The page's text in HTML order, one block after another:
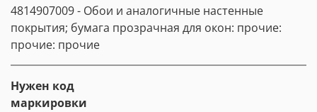
4814907009 - Обои и аналогичные настенные
покрытия; бумага прозрачная для окон: прочие:
прочие: прочие
Нужен код
маркировки